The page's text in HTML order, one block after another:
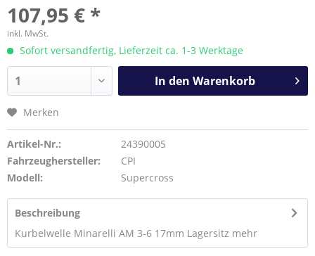
107,95 € *
inkl. MwSt.
Sofort versandfertig, Lieferzeit ca. 1-3 Werktage
In den Warenkorb
Merken
Artikel-Nr.:
24390005
Fahrzeughersteller:
CPI
Modell:
Supercross
Beschreibung
Kurbelwelle Minarelli AM 3-6 17mm Lagersitz mehr